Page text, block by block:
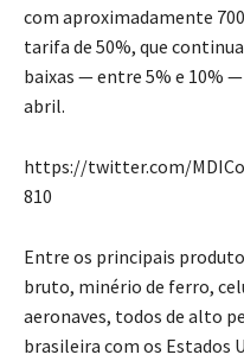
com aproximadamente
tarifa de 50%, que
baixas — entre 5% e 10%
abril.
https://twitter.com/
810
Entre os principais
bruto, minério de ferro,
aeronaves, todos de alto
brasileira com os Estados